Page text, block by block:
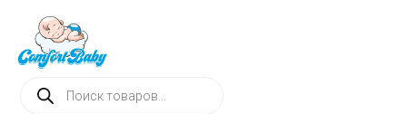
Поиск
товаров